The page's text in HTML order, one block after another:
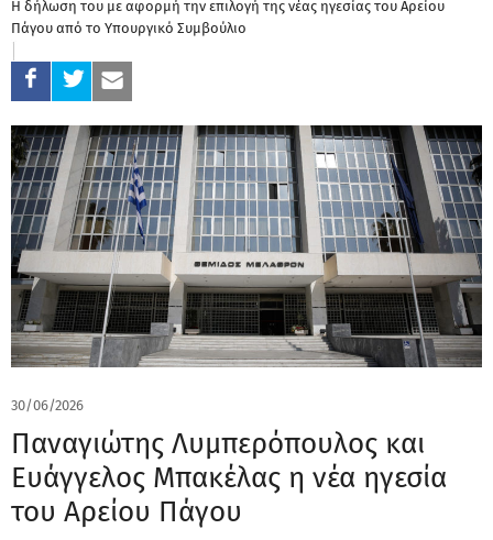
Η δήλωση του με αφορμή την επιλογή της νέας ηγεσίας του Αρείου
Πάγου από το Υπουργικό Συμβούλιο
30/06/2026
Παναγιώτης Λυμπερόπουλος και
Ευάγγελος Μπακέλας η νέα ηγεσία
του Αρείου Πάγου